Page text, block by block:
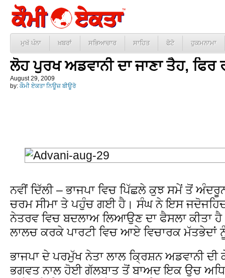
ਮੁਖੱ ਪੰਨਾ ਖ਼ਬਰਾਂ ਸਭਿਆਚਾਰ ਸਾਹਿਤ ਫੋਟੋ ਹੁਕਮਨਾਮਾ
ਲੋਹ ਪੁਰਖ ਅਡਵਾਨੀ ਦਾ ਜਾਣਾ ਤੈਹ, ਫਿਰ
August 29, 2009
by: ਕੌਮੀ ਏਕਤਾ ਨਿਊਜ਼ ਬੀਊਰੋ
ਨਵੀਂ ਦਿੱਲੀ – ਭਾਜਪਾ ਵਿਚ ਪਿੱਛਲੇ ਕੁਝ ਸਮੇਂ ਤੋਂ
ਚਰਮ ਸੀਮਾ ਤੇ ਪਹੁੰਚ ਗਈ ਹੈ। ਸੰਘ ਨੇ ਇਸ
ਨੇਤਰਵ ਵਿਚ ਬਦਲਾਅ ਲਿਆਉਣ ਦਾ ਫੈਸਲਾ ਕੀਤਾ
ਲਾਲਚ ਕਰਕੇ ਪਾਰਟੀ ਵਿਚ ਆਏ ਵਿਚਾਰਕ ਮੱਤਭੇਦਾਂ
ਭਾਜਪਾ ਦੇ ਪਰਮੁੱਖ ਨੇਤਾ ਲਾਲ ਕ੍ਰਿਸ਼ਨ ਅਡਵਾਨੀ
ਭਗਵਤ ਨਾਲ ਹੋਈ ਗੱਲਬਾਤ ਤੋਂ ਬਾਅਦ ਇਕ ਉਚ